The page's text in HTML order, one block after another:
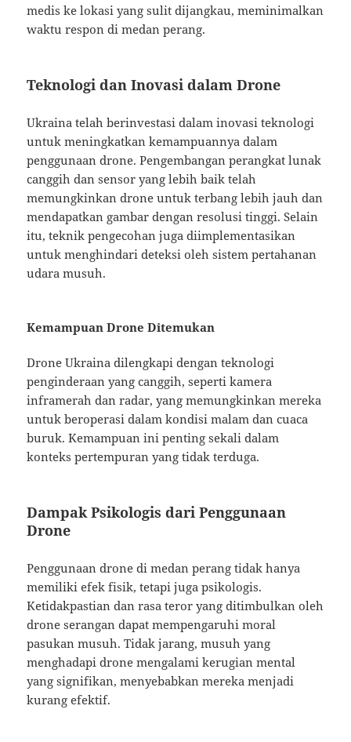
medis ke lokasi yang sulit dijangkau, meminimalkan
waktu respon di medan perang.
Teknologi dan Inovasi dalam Drone
Ukraina telah berinvestasi dalam inovasi teknologi
untuk meningkatkan kemampuannya dalam
penggunaan drone. Pengembangan perangkat lunak
canggih dan sensor yang lebih baik telah
memungkinkan drone untuk terbang lebih jauh dan
mendapatkan gambar dengan resolusi tinggi. Selain
itu, teknik pengecohan juga diimplementasikan
untuk menghindari deteksi oleh sistem pertahanan
udara musuh.
Kemampuan Drone Ditemukan
Drone Ukraina dilengkapi dengan teknologi
penginderaan yang canggih, seperti kamera
inframerah dan radar, yang memungkinkan mereka
untuk beroperasi dalam kondisi malam dan cuaca
buruk. Kemampuan ini penting sekali dalam
konteks pertempuran yang tidak terduga.
Dampak Psikologis dari Penggunaan
Drone
Penggunaan drone di medan perang tidak hanya
memiliki efek fisik, tetapi juga psikologis.
Ketidakpastian dan rasa teror yang ditimbulkan oleh
drone serangan dapat mempengaruhi moral
pasukan musuh. Tidak jarang, musuh yang
menghadapi drone mengalami kerugian mental
yang signifikan, menyebabkan mereka menjadi
kurang efektif.